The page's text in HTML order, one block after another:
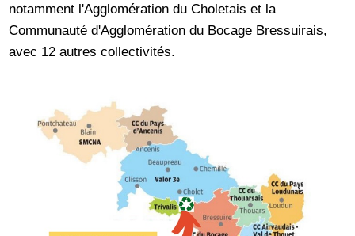
notamment l'Agglomération du Choletais et la
Communauté d'Agglomération du Bocage Bressuirais,
avec 12 autres collectivités.